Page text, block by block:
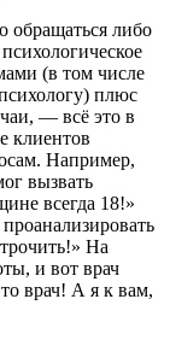
обращаться либо
(в том числе
плюс
— всё это в
клиентов
Например,
вызвать
всегда 18!»
На
и вот врач
врач! А я к вам,